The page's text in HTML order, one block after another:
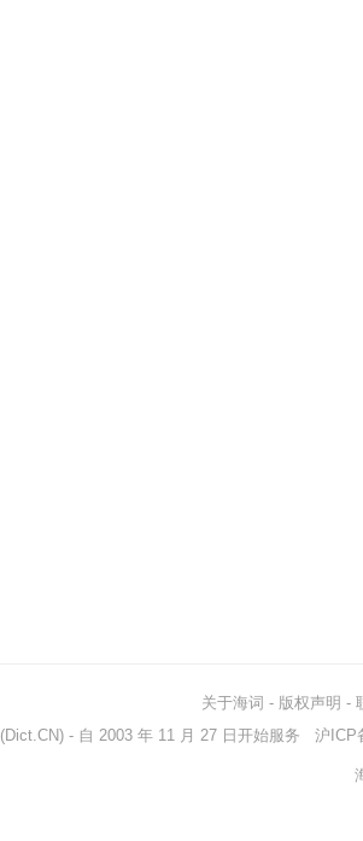
关于海词 - 版权声明 -
(Dict.CN) - 自 2003 年 11 月 27 日开始服务 沪ICP